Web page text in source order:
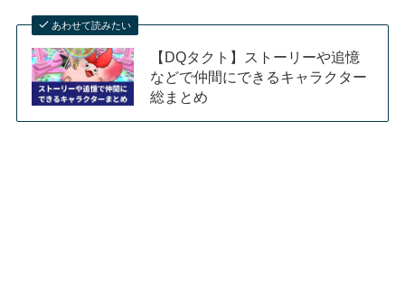
あわせて読みたい
【DQタクト】ストーリーや追憶
などで仲間にできるキャラクター
総まとめ